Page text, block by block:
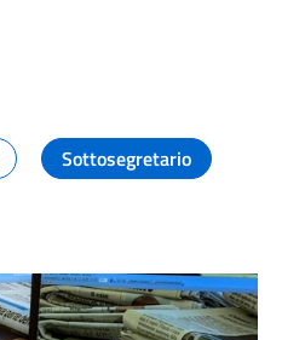
Sottosegretario